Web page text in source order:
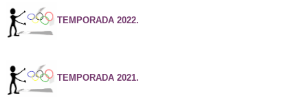
TEMPORADA 2022.
TEMPORADA 2021.